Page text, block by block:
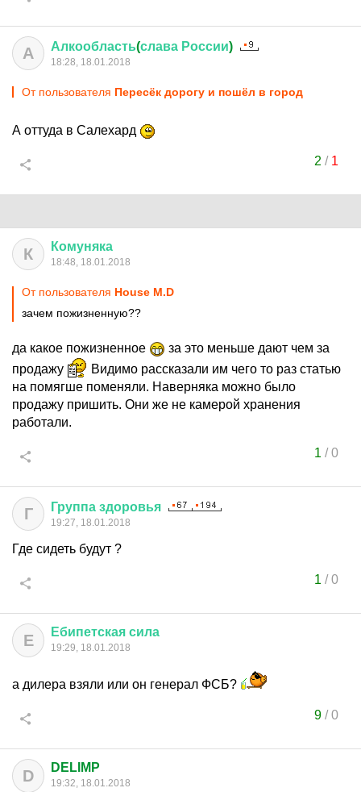
А Алкообласть(слава России)
18:28, 18.01.2018
От пользователя Пересёк дорогу и пошёл в город
А оттуда в Салехард
2 / 1
К Комуняка
18:48, 18.01.2018
От пользователя House M.D
зачем пожизненную??
да какое пожизненное
за это меньше дают чем за
продажу
Видимо рассказали им чего то раз статью
на помягше поменяли. Наверняка можно было
продажу пришить. Они же не камерой хранения
работали.
1 /0
Г Группа здоровья
19:27, 18.01.2018
Где сидеть будут ?
1 /0
Е Ебипетская сила
19:29, 18.01.2018
а дилера взяли или он генерал ФСБ?
9/0
D DELIMP
19:32, 18.01.2018